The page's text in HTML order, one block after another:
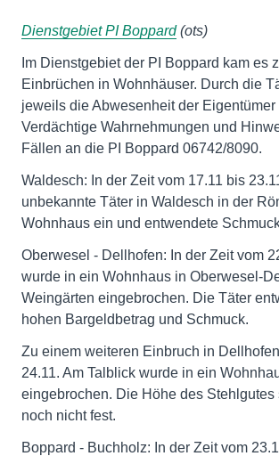
Dienstgebiet PI Boppard(ots)
Im Dienstgebiet der PI Boppard kam es
Einbrüchen in Wohnhäuser. Durch die
jeweils die Abwesenheit der Eigentümer
Verdächtige Wahrnehmungen und
Fällen an die PI Boppard 06742/8090.
Waldesch: In der Zeit vom 17.11 bis
unbekannte Täter in Waldesch in der
Wohnhaus ein und entwendete
Oberwesel - Dellhofen: In der Zeit vom
wurde in ein Wohnhaus in Oberwesel-
Weingärten eingebrochen. Die Täter
hohen Bargeldbetrag und Schmuck.
Zu einem weiteren Einbruch in
24.11. Am Talblick wurde in ein
eingebrochen. Die Höhe des Stehlgutes
noch nicht fest.
Boppard - Buchholz: In der Zeit vom